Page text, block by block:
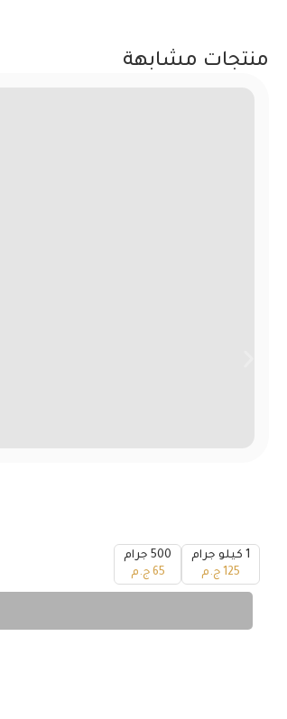
منتجات مشابهة
1 كيلو جرام
125 ج.م
500 جرام
65 ج.م